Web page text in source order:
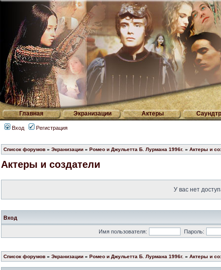
Главная Экранизации Актеры
Вход Регистрация
Список форумов » Экранизации » Ромео и Джульетта Б. Лурмана 1996г. » Актеры и
Актеры и создатели
У вас нет
Вход
Имя пользователя: Пароль:
Список форумов » Экранизации » Ромео и Джульетта Б. Лурмана 1996г. » Актеры и